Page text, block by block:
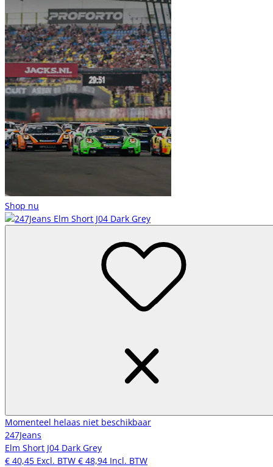
Shop nu
Momenteel helaas niet beschikbaar
247Jeans
Elm Short J04 Dark Grey
€ 40,45 Excl. BTW € 48,94 Incl. BTW